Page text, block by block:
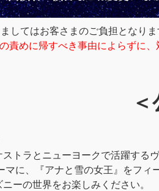
してはお客さまのご負担となりま
責めに帰すべき事由によらずに
トラとニューヨークで活躍する
に、『アナと雪の女王』をフ
ーの世界をお楽しみください。